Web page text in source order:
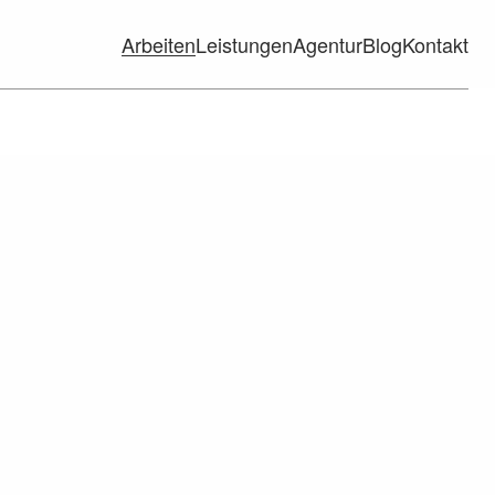
ArbeitenLeistungenAgenturBlogKontakt